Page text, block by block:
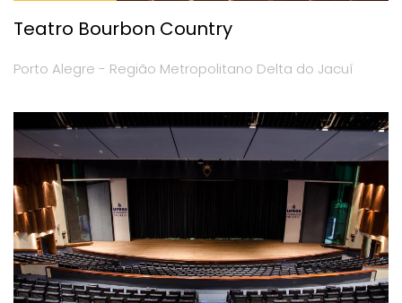
Teatro Bourbon Country
Porto Alegre - Região Metropolitano Delta do Jacuí